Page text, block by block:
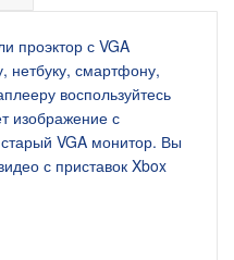
проэктор с VGA
нетбуку, смартфону,
воспользуйтесь
изображение с
VGA монитор. Вы
с приставок Xbox